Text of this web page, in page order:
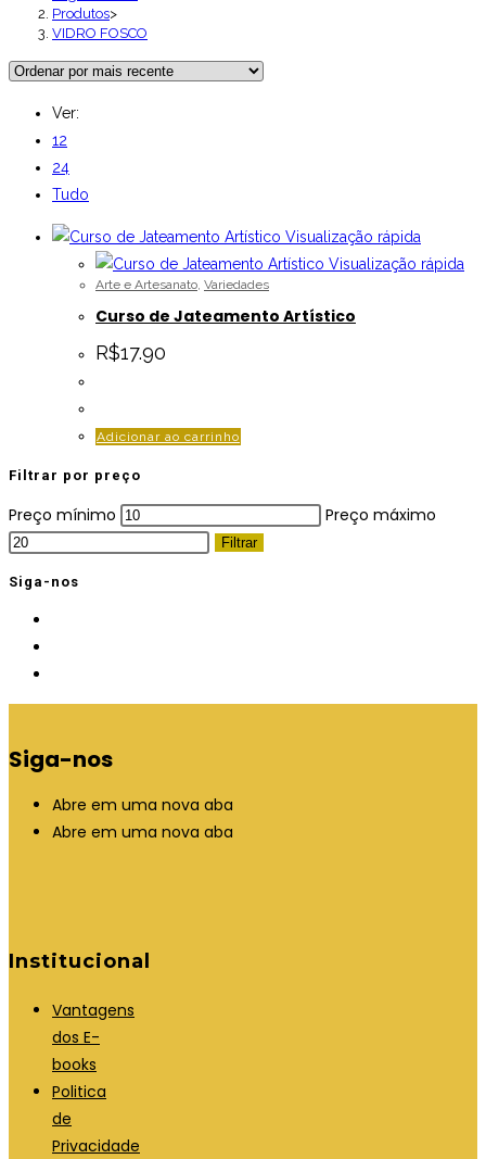
Produtos>
VIDRO FOSCO
Ver:
12
24
Tudo
Visualização rápida
Visualização rápida
Arte e Artesanato, Variedades
Curso de Jateamento Artístico
R$17.90
Adicionar ao carrinho
Filtrar por preço
Preço mínimo Preço máximo
Filtrar
Siga-nos
Siga-nos
Abre em uma nova aba
Abre em uma nova aba
Institucional
Vantagens
dos E-
books
Politica
de
Privacidade